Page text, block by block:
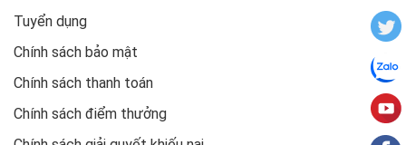
Tuyển dụng
Chính sách bảo mật
Chính sách thanh toán
Chính sách điểm thưởng